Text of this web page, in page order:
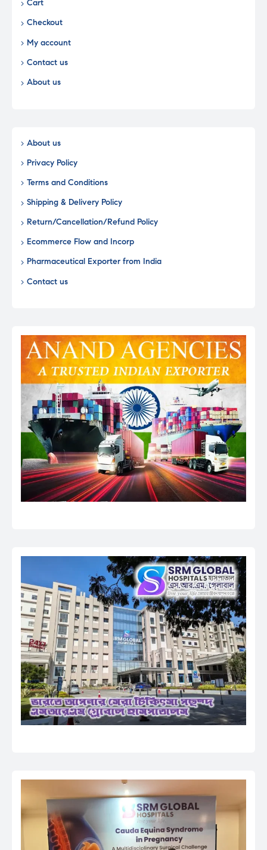
Cart
Checkout
My account
Contact us
About us
About us
Privacy Policy
Terms and Conditions
Shipping & Delivery Policy
Return/Cancellation/Refund Policy
Ecommerce Flow and Incorp
Pharmaceutical Exporter from India
Contact us